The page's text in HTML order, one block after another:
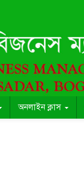
অনলাইন ক্লাস